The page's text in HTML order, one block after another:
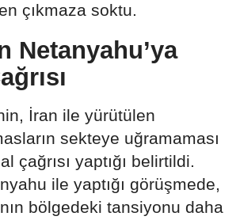
çıkmaza soktu.
Netanyahu’ya
İran ile yürütülen
sekteye uğramaması
çağrısı yaptığı belirtildi.
ile yaptığı görüşmede,
bölgedeki tansiyonu daha